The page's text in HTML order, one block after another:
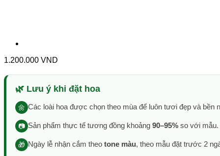
1.200.000 VND
🌿 Lưu ý khi đặt hoa
🌼 Các loài hoa được chọn theo mùa để luôn tươi đẹp và bền
📷 Sản phẩm thực tế tương đồng khoảng 90–95% so với mẫu.
🎁 Ngày lễ nhận cắm theo tone màu, theo mẫu đặt trước 2